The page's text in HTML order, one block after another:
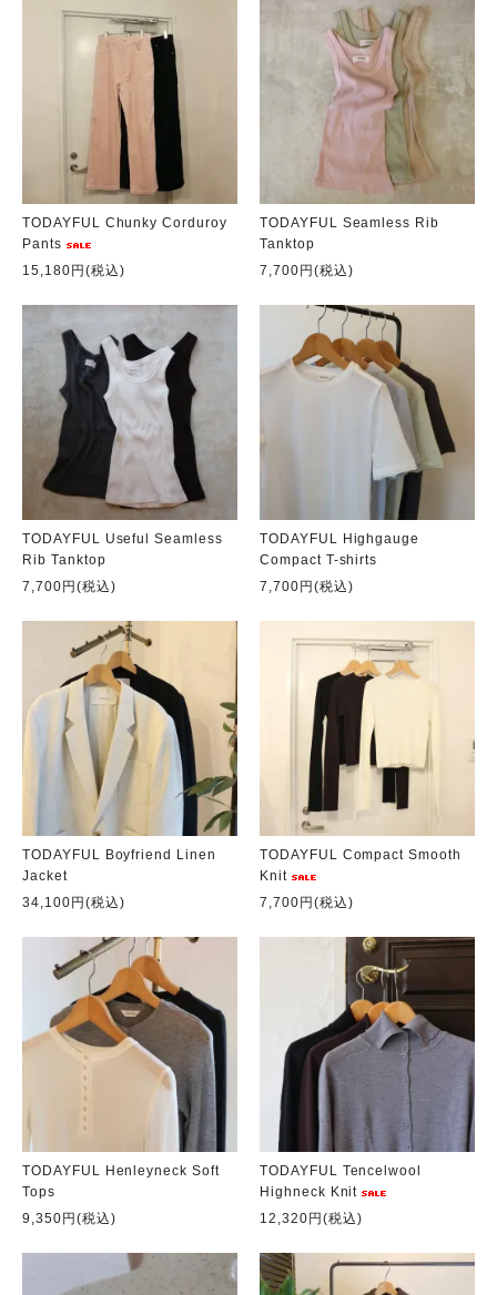
TODAYFUL Chunky Corduroy
Pants
15,180円(税込)
TODAYFUL Seamless Rib
Tanktop
7,700円(税込)
TODAYFUL Useful Seamless
Rib Tanktop
7,700円(税込)
TODAYFUL Highgauge
Compact T-shirts
7,700円(税込)
TODAYFUL Boyfriend Linen
Jacket
34,100円(税込)
TODAYFUL Compact Smooth
Knit
7,700円(税込)
TODAYFUL Henleyneck Soft
Tops
9,350円(税込)
TODAYFUL Tencelwool
Highneck Knit
12,320円(税込)